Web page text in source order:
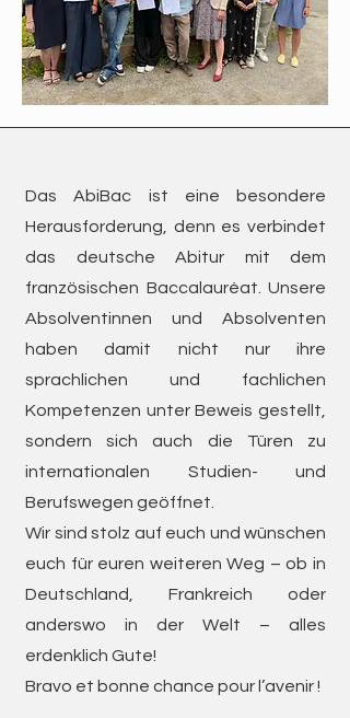
Das AbiBac ist eine besondere
Herausforderung, denn es verbindet
das deutsche Abitur mit dem
französischen Baccalauréat. Unsere
Absolventinnen und Absolventen
haben damit nicht nur ihre
sprachlichen und fachlichen
Kompetenzen unter Beweis gestellt,
sondern sich auch die Türen zu
internationalen Studien- und
Berufswegen geöffnet.
Wir sind stolz auf euch und wünschen
euch für euren weiteren Weg – ob in
Deutschland, Frankreich oder
anderswo in der Welt – alles
erdenklich Gute!
Bravo et bonne chance pour l’avenir !